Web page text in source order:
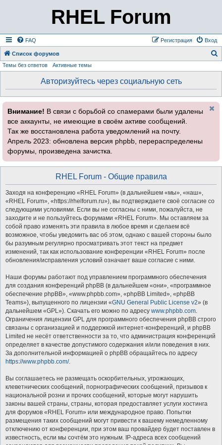
RHEL Forum
FAQ Вход
Регистрация
Список форумов
Темы без ответов Активные темы
Авторизуйтесь через социальную сеть
Внимание! В связи с борьбой со спамерами были удалены
все аккаунты, не имеющие в своём активе сообщений.
Так же восстановлена работа уведомлений на почту.
Апрель 2023: обновлена версия phpbb, перераспределены
форумы, произведена зачистка.
RHEL Forum - Общие правила
Заходя на конференцию «RHEL Forum» (в дальнейшем «мы», «наш»,
«RHEL Forum», «https://rhelforum.ru»), вы подтверждаете своё согласие со
следующими условиями. Если вы не согласны с ними, пожалуйста, не
заходите и не пользуйтесь форумами «RHEL Forum». Мы оставляем за
собой право изменять эти правила в любое время и сделаем всё
возможное, чтобы уведомить вас об этом, однако с вашей стороны было
бы разумным регулярно просматривать этот текст на предмет
изменений, так как использование конференции «RHEL Forum» после
обновления/исправления условий означает ваше согласие с ними.
Наши форумы работают под управлением программного обеспечения
для создания конференций phpBB (в дальнейшем «они», «программное
обеспечение phpBB», «www.phpbb.com», «phpBB Limited», «phpBB
Teams»), выпущенного по лицензии «GNU General Public License v2» (в
дальнейшем «GPL»). Скачать его можно по адресу www.phpbb.com.
Ограничения лицензии GPL для программного обеспечения phpBB строго
связаны с организацией и поддержкой интернет-конференций, и phpBB
Limited не несёт ответственности за то, что администрация конференций
определяет в качестве допустимого содержания и/или поведения в них.
За дополнительной информацией о phpBB обращайтесь по адресу
https://www.phpbb.com/.
Вы соглашаетесь не размещать оскорбительных, угрожающих,
клеветнических сообщений, порнографических сообщений, призывов к
национальной розни и прочих сообщений, которые могут нарушить
законы вашей страны, страны, которая предоставляет услуги хостинга
для форумов «RHEL Forum» или международное право. Попытки
размещения таких сообщений могут привести к вашему немедленному
отключению от конференции, при этом ваш провайдер будет поставлен в
известность, если мы сочтём это нужным. IP-адреса всех сообщений